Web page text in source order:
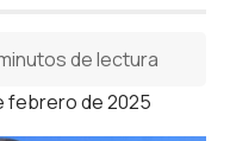
febrero de 2025
de lectura